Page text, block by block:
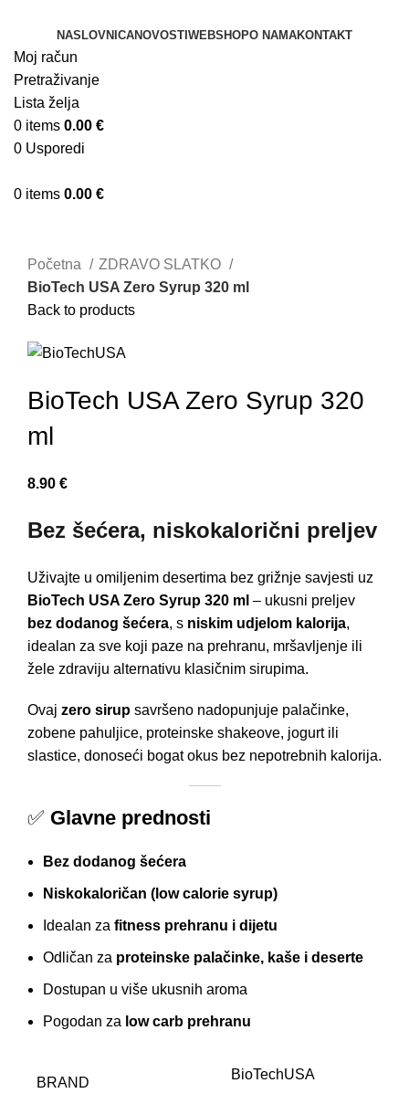
NASLOVNICANOVOSTI WEBSHOPO NAMAKONTAKT
Moj račun
Pretraživanje
Lista želja
0 items 0.00 €
0 Usporedi
0 items 0.00 €
Početna
ZDRAVO SLATKO
BioTech USA Zero Syrup 320 ml
Back to products
BioTech USA Zero Syrup 320
ml
8.90 €
Bez šećera, niskokalorični preljev
Uživajte u omiljenim desertima bez grižnje savjesti uz
BioTech USA Zero Syrup 320 ml – ukusni preljev
bez dodanog šećera, s niskim udjelom kalorija,
idealan za sve koji paze na prehranu, mršavljenje ili
žele zdraviju alternativu klasičnim sirupima.
Ovaj zero sirup savršeno nadopunjuje palačinke,
zobene pahuljice, proteinske shakeove, jogurt ili
slastice, donoseći bogat okus bez nepotrebnih kalorija.
✅ Glavne prednosti
Bez dodanog šećera
Niskokaloričan (low calorie syrup)
Idealan za fitness prehranu i dijetu
Odličan za proteinske palačinke, kaše i deserte
Dostupan u više ukusnih aroma
Pogodan za low carb prehranu
BRAND
BioTechUSA